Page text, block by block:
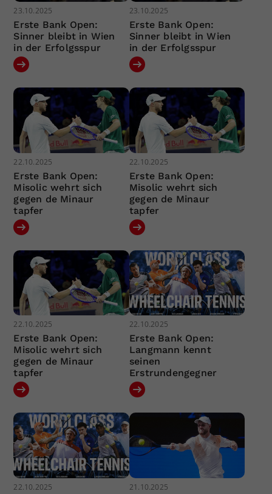
23.10.2025
Erste Bank Open:
Sinner bleibt in Wien
in der Erfolgsspur
23.10.2025
Erste Bank Open:
Sinner bleibt in Wien
in der Erfolgsspur
22.10.2025
Erste Bank Open:
Misolic wehrt sich
gegen de Minaur
tapfer
22.10.2025
Erste Bank Open:
Misolic wehrt sich
gegen de Minaur
tapfer
22.10.2025
Erste Bank Open:
Misolic wehrt sich
gegen de Minaur
tapfer
22.10.2025
Erste Bank Open:
Langmann kennt
seinen
Erstrundengegner
22.10.2025 21.10.2025